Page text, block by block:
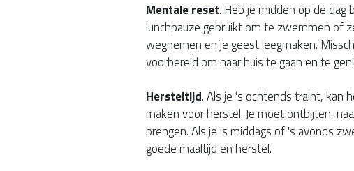
Mentale reset. Heb je midden op de dag
lunchpauze gebruikt om te zwemmen of
wegnemen en je geest leegmaken.
voorbereid om naar huis te gaan en te
Hersteltijd. Als je 's ochtends traint, kan
maken voor herstel. Je moet ontbijten,
brengen. Als je 's middags of 's avonds
goede maaltijd en herstel.